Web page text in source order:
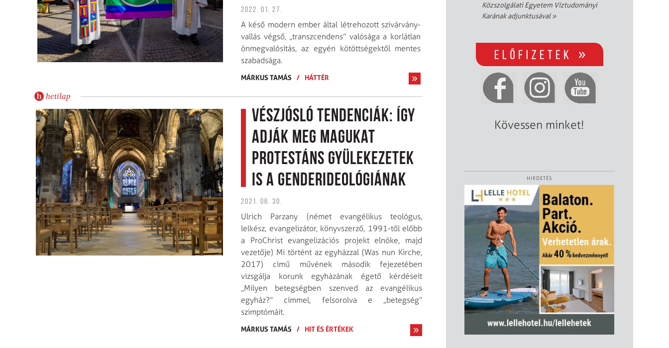
2022. 01. 27.
A késő modern ember által létrehozott szivárvány­
vallás végső, „transzcendens” valósága a korlátlan
önmegvalósítás, az egyén kötöttségektől mentes
szabadsága.
MÁRKUS TAMÁS / HÁTTÉR
hetilap
Vészjósló tendenciák: így
adják meg magukat
protestáns gyülekezetek
is a genderideológiának
2021. 06. 30.
Ulrich Parzany (német evangélikus teológus,
lelkész, evangelizátor, könyvszerző, 1991-től előbb
a ProChrist evangelizációs projekt elnöke, majd
vezetője) Mi történt az egyházzal (Was nun Kirche,
2017) című művének második fejezetében
vizsgálja korunk egyházának égető kérdéseit
„Milyen betegségben szenved az evangélikus
egyház?” címmel, felsorolva e „betegség”
szimptómáit.
MÁRKUS TAMÁS / HIT ÉS ÉRTÉKEK
Közszolgálati Egyetem Víztudományi
Karának adjunktusával»
Kövessen minket!
HIRDETÉS